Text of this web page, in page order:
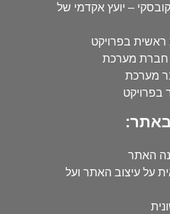
– יועץ אקדמי של
בפרויקט
– חברת מערכת
מערכת
בפרויקט
האתר
על עיצוב האתר ועל